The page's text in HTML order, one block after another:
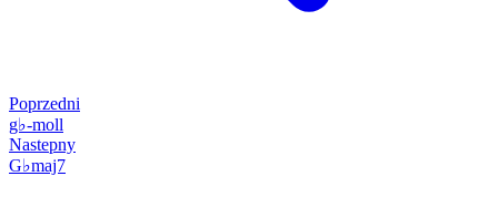
Poprzedni
g♭-moll
Nastepny
G♭maj7